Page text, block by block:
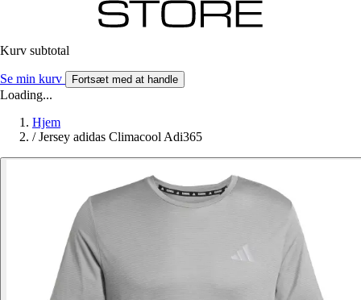
Kurv subtotal
Se min kurv Fortsæt med at handle
Loading...
Hjem
/ Jersey adidas Climacool Adi365